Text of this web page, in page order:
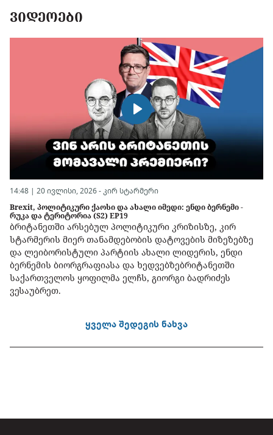
ᲕᲘᲓᲔᲝᲔᲑᲘ
14:48 | 20 ივლისი, 2026 - კირ სტარმერი
Brexit, პოლიტიკური ქაოსი და ახალი იმედი: ენდი ბერნემი -
რუკა და ტერიტორია (S2) EP19
ბრიტანეთში არსებულ პოლიტიკური კრიზისზე, კირ
სტარმერის მიერ თანამდებობის დატოვების მიზეზებზე
და ლეიბორისტული პარტიის ახალი ლიდერის, ენდი
ბერნემის ბიორგრაფიასა და ხედვებზებრიტანეთში
საქართველოს ყოფილმა ელჩს, გიორგი ბადრიძეს
ვესაუბრეთ.
ყველა შედეგის ნახვა